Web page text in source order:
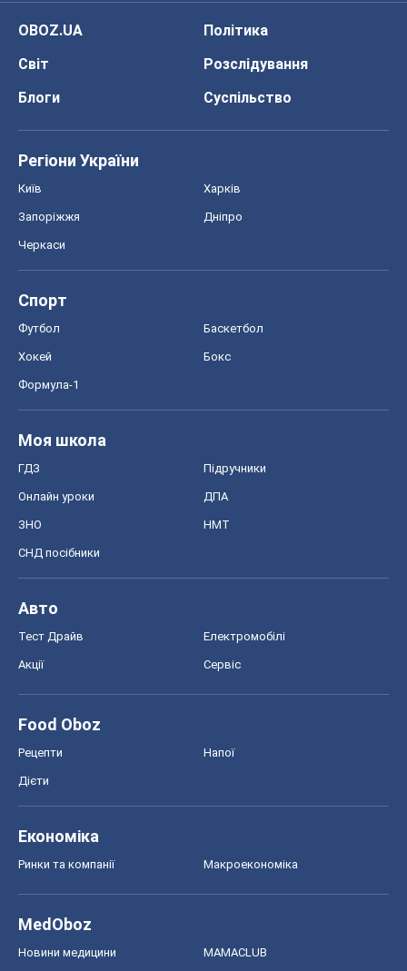
OBOZ.UA
Політика
Світ
Розслідування
Блоги
Суспільство
Регіони України
Київ Харків
Запоріжжя Дніпро
Черкаси
Спорт
Футбол Баскетбол
Хокей Бокс
Формула-1
Моя школа
ГДЗ Підручники
Онлайн уроки ДПА
ЗНО НМТ
СНД посібники
Авто
Тест Драйв Електромобілі
Акції Сервіс
Food Oboz
Рецепти Напої
Дієти
Економіка
Ринки та компанії Макроекономіка
MedOboz
Новини медицини MAMACLUB